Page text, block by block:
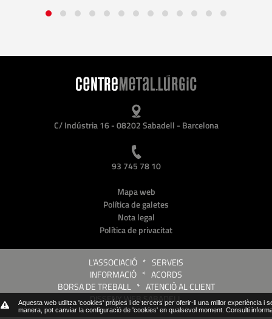
Aquesta web utilitza 'cookies' pròpies i de tercers per oferir-li una millor experiència
manera, pot canviar la configuració de 'cookies' en qualsevol moment. Consulti
C/ Indústria 16 - 08202 Sabadell - Barcelona
93 745 78 10
Mapa web
Política de galetes
Nota legal
Política de privacitat
L'ASSOCIACIÓ * SERVEIS
INFORMACIÓ * ACORDS
BORSA DE TREBALL* ATENCIÓ AL CLIENT
DISSENY WEB SABADELL